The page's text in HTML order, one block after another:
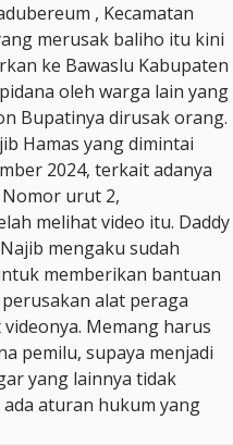
, Kecamatan
merusak baliho itu kini
ke Bawaslu Kabupaten
oleh warga lain yang
Bupatinya dirusak orang.
Hamas yang dimintai
2024, terkait adanya
urut 2,
melihat video itu. Daddy
mengaku sudah
memberikan bantuan
alat peraga
Memang harus
pemilu, supaya menjadi
yang lainnya tidak
aturan hukum yang